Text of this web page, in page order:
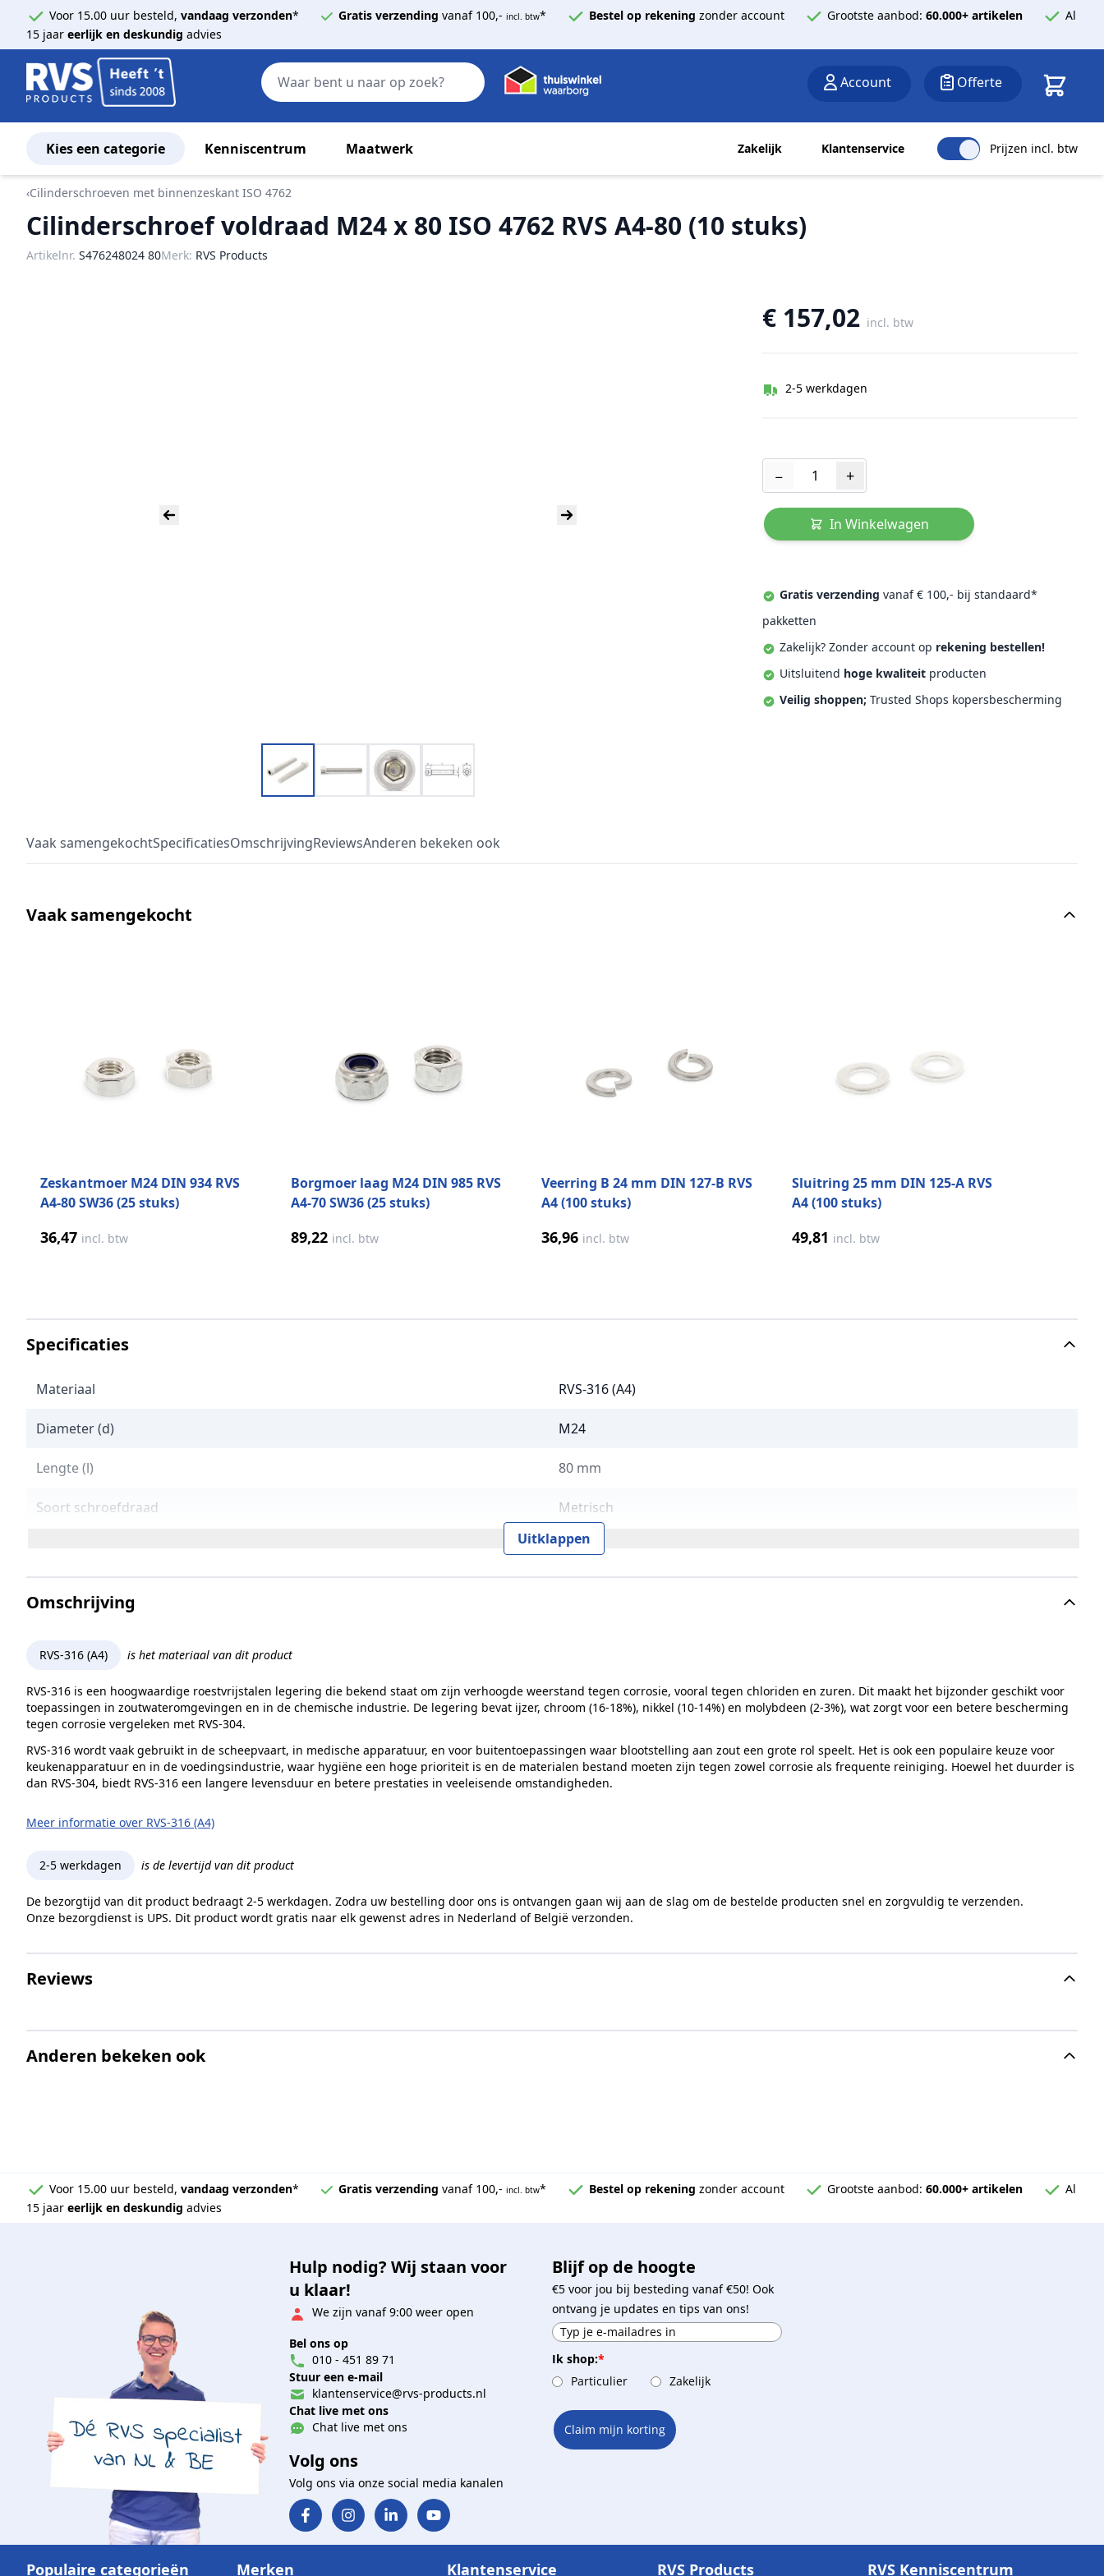
Voor 15.00 uur besteld, vandaag verzonden* Gratis verzending vanaf 100,- incl. btw* Bestel op rekening zonder account Grootste aanbod: 60.000+ artikelen
Al
15 jaar eerlijk en deskundig advies
Zoek
Account Offerte
Kies een categorie Kenniscentrum Maatwerk Zakelijk Klantenservice Prijzen incl. btw
Ga naar de inhoud
‹Cilinderschroeven met binnenzeskant ISO 4762
Cilinderschroef voldraad M24 x 80 ISO 4762 RVS A4-80 (10 stuks)
Artikelnr. S476248024 80Merk: RVS Products
€ 157,02 incl. btw
2-5 werkdagen
− +
In Winkelwagen
Gratis verzending vanaf € 100,- bij standaard*
pakketten
Zakelijk? Zonder account op rekening bestellen!
Uitsluitend hoge kwaliteit producten
Veilig shoppen; Trusted Shops kopersbescherming
Vaak samengekochtSpecificatiesOmschrijvingReviewsAnderen bekeken ook
Vaak samengekocht
Zeskantmoer M24 DIN 934 RVS
A4-80 SW36 (25 stuks)
36,47 incl. btw
Borgmoer laag M24 DIN 985 RVS
A4-70 SW36 (25 stuks)
89,22 incl. btw
Veerring B 24 mm DIN 127-B RVS
A4 (100 stuks)
36,96 incl. btw
Sluitring 25 mm DIN 125-A RVS
A4 (100 stuks)
49,81 incl. btw
Specificaties
Materiaal RVS-316 (A4)
Diameter (d) M24
Lengte (l) 80 mm
Soort schroefdraad Metrisch
SW19
Norm en type
Sterkteklasse 50
Kopvorm Cilinderkop
Alternatieve norm DIN 912
Kophoogte (k)
Kopdiameter (dk)
Aandrijving Binnenzeskant
Merk
Uitklappen
Omschrijving
RVS-316 (A4) is het materiaal van dit product
RVS-316 is een hoogwaardige roestvrijstalen legering die bekend staat om zijn verhoogde weerstand tegen corrosie, vooral tegen chloriden en zuren. Dit maakt het bijzonder geschikt voor
toepassingen in zoutwateromgevingen en in de chemische industrie. De legering bevat ijzer, chroom (16-18%), nikkel (10-14%) en molybdeen (2-3%), wat zorgt voor een betere bescherming
tegen corrosie vergeleken met RVS-304.
RVS-316 wordt vaak gebruikt in de scheepvaart, in medische apparatuur, en voor buitentoepassingen waar blootstelling aan zout een grote rol speelt. Het is ook een populaire keuze voor
keukenapparatuur en in de voedingsindustrie, waar hygiëne een hoge prioriteit is en de materialen bestand moeten zijn tegen zowel corrosie als frequente reiniging. Hoewel het duurder is
dan RVS-304, biedt RVS-316 een langere levensduur en betere prestaties in veeleisende omstandigheden.
Meer informatie over RVS-316 (A4)
2-5 werkdagen is de levertijd van dit product
De bezorgtijd van dit product bedraagt 2-5 werkdagen. Zodra uw bestelling door ons is ontvangen gaan wij aan de slag om de bestelde producten snel en zorgvuldig te verzenden.
Onze bezorgdienst is UPS. Dit product wordt gratis naar elk gewenst adres in Nederland of België verzonden.
Reviews
Anderen bekeken ook
Voor 15.00 uur besteld, vandaag verzonden* Gratis verzending vanaf 100,- incl. btw* Bestel op rekening zonder account Grootste aanbod: 60.000+ artikelen
Al
15 jaar eerlijk en deskundig advies
Hulp nodig? Wij staan voor
u klaar!
We zijn vanaf 9:00 weer open
Bel ons op
010 - 451 89 71
Stuur een e-mail
klantenservice@rvs-products.nl
Chat live met ons
Chat live met ons
Volg ons
Volg ons via onze social media kanalen
Blijf op de hoogte
€5 voor jou bij besteding vanaf €50! Ook
ontvang je updates en tips van ons!
Ik shop:*
Particulier
Zakelijk
Claim mijn korting
Populaire categorieën Merken Klantenservice RVS Products RVS Kenniscentrum